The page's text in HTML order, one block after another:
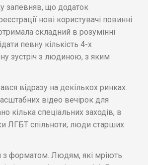
запевняв, що додаток
нові користувачі повинні
складний в розумінні
певну кількість 4-х
зустріч з людиною, з яким
відразу на декількох ринках.
відео вечірок для
кілька спеціальних заходів, в
ЛГБТ спільноти, люди старших
з форматом. Людям, які мріють